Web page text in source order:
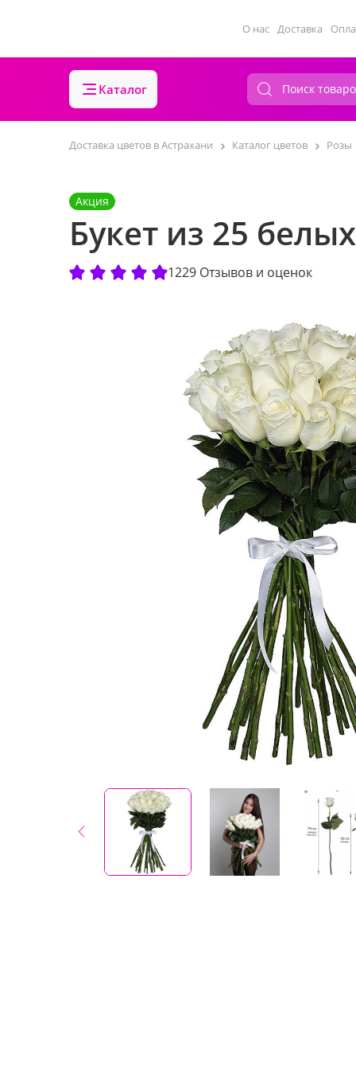
О нас Доставка
Каталог
Доставка цветов в Астрахани Каталог цветов Розы
Акция
Букет из 25
1229 Отзывов и оценок